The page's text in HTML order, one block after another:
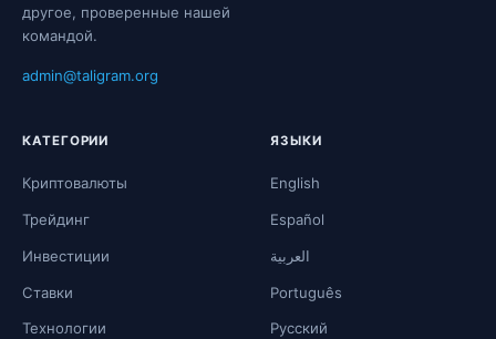
другое, проверенные нашей
командой.
admin@taligram.org
КАТЕГОРИИ
Криптовалюты
Трейдинг
Инвестиции
Ставки
Технологии
ЯЗЫКИ
English
Español
العربية
Português
Русский